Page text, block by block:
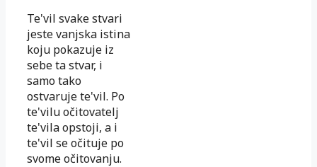
Te'vil svake stvari
jeste vanjska istina
koju pokazuje iz
sebe ta stvar, i
samo tako
ostvaruje te'vil. Po
te'vilu očitovatelj
te'vila opstoji, a i
te'vil se očituje po
svome očitovanju.